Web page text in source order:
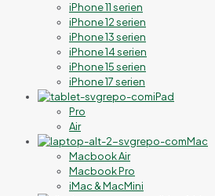
iPhone 11 serien
iPhone 12 serien
iPhone 13 serien
iPhone 14 serien
iPhone 15 serien
iPhone 17 serien
iPad
Pro
Air
Mac
Macbook Air
Macbook Pro
iMac & MacMini